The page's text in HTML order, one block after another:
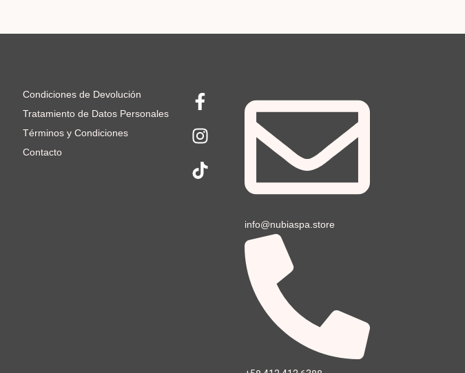
Condiciones de Devolución
Tratamiento de Datos Personales
Términos y Condiciones
Contacto
info@nubiaspa.store